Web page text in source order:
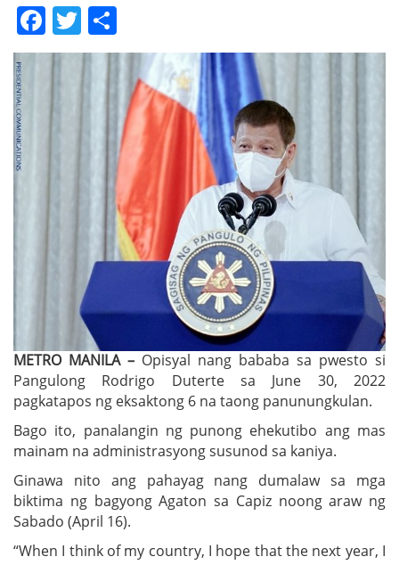
Facebook
Twitter
METRO MANILA – Opisyal nang bababa sa pwesto si
Pangulong Rodrigo Duterte sa June 30, 2022
pagkatapos ng eksaktong 6 na taong panunungkulan.
Bago ito, panalangin ng punong ehekutibo ang mas
mainam na administrasyong susunod sa kaniya.
Ginawa nito ang pahayag nang dumalaw sa mga
biktima ng bagyong Agaton sa Capiz noong araw ng
Sabado (April 16).
“When I think of my country, I hope that the next year, I